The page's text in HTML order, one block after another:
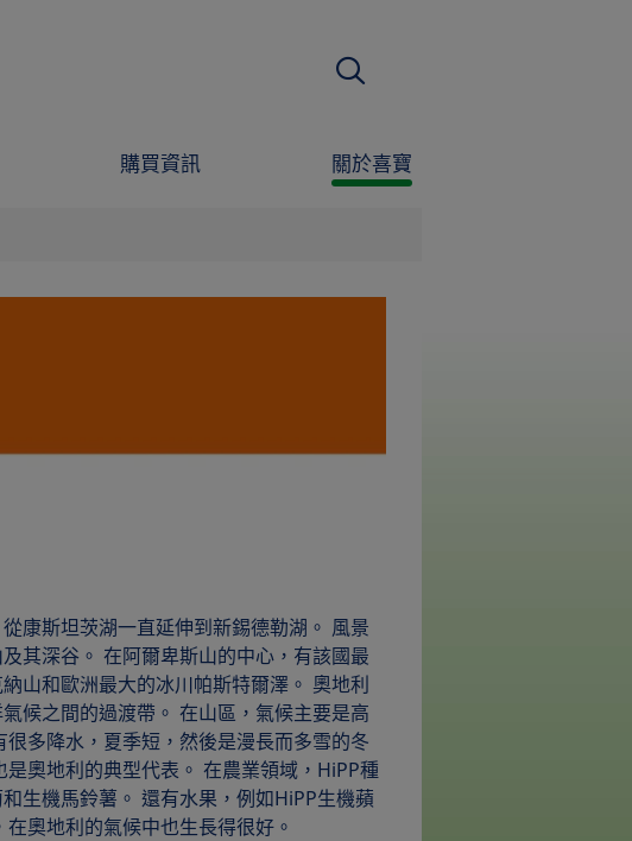
購買資訊 關於喜寶
搜尋
康斯坦茨湖一直延伸到新錫德勒湖。 風景
其深谷。 在阿爾卑斯山的中心，有該國最
山和歐洲最大的冰川帕斯特爾澤。 奧地利
候之間的過渡帶。 在山區，氣候主要是高
很多降水，夏季短，然後是漫長而多雪的冬
是奧地利的典型代表。 在農業領域，HiPP種
生機馬鈴薯。 還有水果，例如HiPP生機蘋
奧地利的氣候中也生長得很好。